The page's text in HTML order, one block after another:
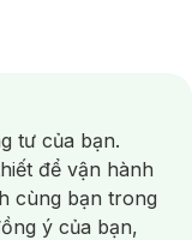
/Nước Rửa Tay/
Điện/
Súc Miệng/
/Dưỡng Vùng Kín/
Cạo Râu /Dao Cạo Râu/
tư của bạn.
để vận hành
cùng bạn trong
ý của bạn,